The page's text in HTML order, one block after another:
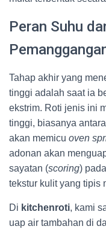
Peran Suhu
Tahap akhir yang
tinggi adalah saat ia
ekstrim. Roti jenis ini
tinggi, biasanya
akan memicu oven
adonan akan
sayatan (scoring)
tekstur kulit yang tipis
Di kitchenroti, kami
uap air tambahan di